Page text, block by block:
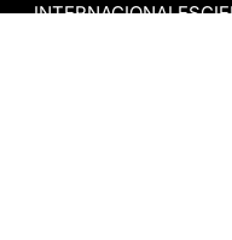
INTERNACIONALES